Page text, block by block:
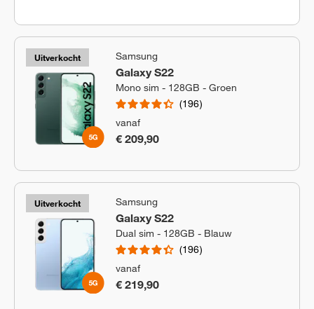
Uitverkocht Samsung
Galaxy S22
Mono sim - 128GB - Groen
196
vanaf
€ 209,90
Uitverkocht Samsung
Galaxy S22
Dual sim - 128GB - Blauw
196
vanaf
€ 219,90